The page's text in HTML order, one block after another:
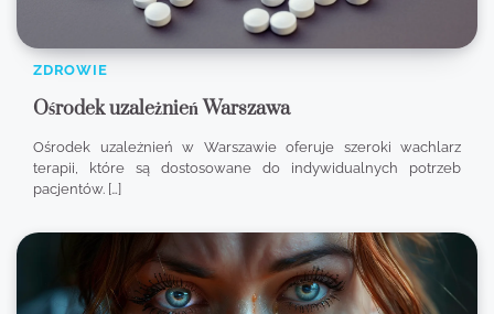
ZDROWIE
Ośrodek uzależnień Warszawa
Ośrodek uzależnień w Warszawie oferuje szeroki wachlarz
terapii, które są dostosowane do indywidualnych potrzeb
pacjentów. […]